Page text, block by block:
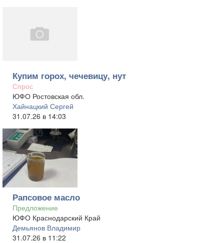
Купим горох, чечевицу, нут
Спрос
ЮФО Ростовская обл.
Хайнацкий Сергей
31.07.26 в 14:03
Рапсовое масло
Предложение
ЮФО Краснодарский Край
Демьянов Владимир
31.07.26 в 11:22